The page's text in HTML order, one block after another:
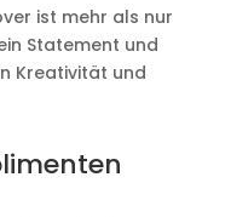
ist mehr als nur
Statement und
Kreativität und